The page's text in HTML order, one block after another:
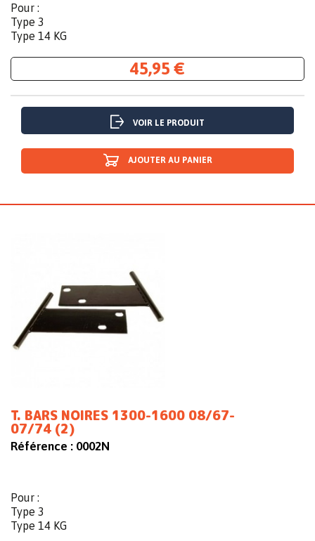
Pour :
Type 3
Type 14 KG
45,95 €
VOIR LE PRODUIT
AJOUTER AU PANIER
T. BARS NOIRES 1300-1600 08/67-
07/74 (2)
Référence : 0002N
Pour :
Type 3
Type 14 KG